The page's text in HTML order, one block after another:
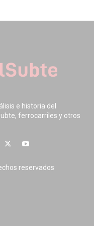
e historia del
ferrocarriles y otros
reservados